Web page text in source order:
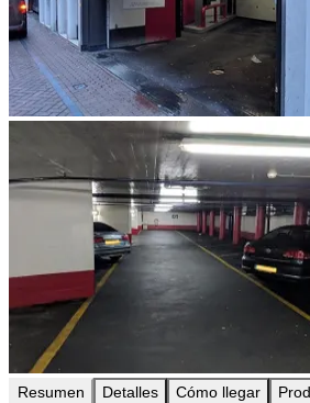
Resumen Detalles Cómo llegar